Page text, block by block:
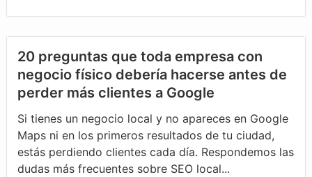
20 preguntas que toda empresa con
negocio físico debería hacerse antes de
perder más clientes a Google
Si tienes un negocio local y no apareces en Google
Maps ni en los primeros resultados de tu ciudad,
estás perdiendo clientes cada día. Respondemos las
dudas más frecuentes sobre SEO local...